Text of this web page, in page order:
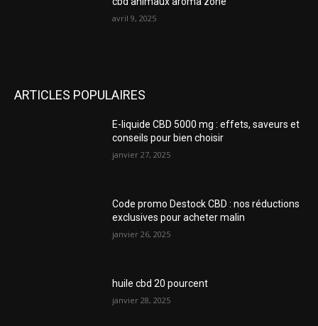
avril 9, 2025
ARTICLES POPULAIRES
E-liquide CBD 5000 mg : effets, saveurs et
conseils pour bien choisir
janvier 27, 2025
Code promo Destock CBD : nos réductions
exclusives pour acheter malin
janvier 26, 2025
huile cbd 20 pourcent
janvier 28, 2025